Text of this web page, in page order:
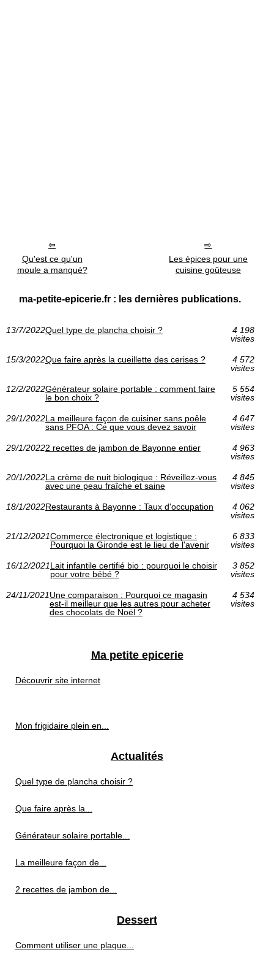
Qu'est ce qu'un
moule a manqué?
Les épices pour une
cuisine goûteuse
ma-petite-epicerie.fr : les dernières publications.
13/7/2022Quel type de plancha choisir ?
4 198
visites
15/3/2022Que faire après la cueillette des cerises ?
4 572
visites
12/2/2022Générateur solaire portable : comment faire
le bon choix ?
5 554
visites
29/1/2022La meilleure façon de cuisiner sans poêle
sans PFOA : Ce que vous devez savoir
4 647
visites
29/1/20222 recettes de jambon de Bayonne entier
4 963
visites
20/1/2022La crème de nuit biologique : Réveillez-vous
avec une peau fraîche et saine
4 845
visites
18/1/2022Restaurants à Bayonne : Taux d'occupation
4 062
visites
21/12/2021Commerce électronique et logistique :
Pourquoi la Gironde est le lieu de l'avenir
6 833
visites
16/12/2021Lait infantile certifié bio : pourquoi le choisir
pour votre bébé ?
3 852
visites
24/11/2021Une comparaison : Pourquoi ce magasin
est-il meilleur que les autres pour acheter
des chocolats de Noël ?
4 534
visites
Ma petite epicerie
Découvrir site internet
Mon frigidaire plein en...
Actualités
Quel type de plancha choisir ?
Que faire après la...
Générateur solaire portable...
La meilleure façon de...
2 recettes de jambon de...
Dessert
Comment utiliser une plaque...